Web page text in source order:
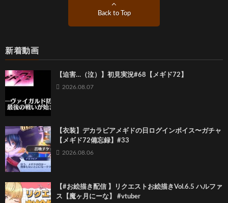
Back to Top
新着動画
【迫害…（泣）】初見実況#68【メギド72】
2026.08.07
【衣装】デカラビアメギドの日ログインボイス〜ガチャ
【メギド72備忘録】#33
2026.08.06
【#お絵描き配信 】リクエストお絵描きVol.6.5 ハルファ
ス【魔ヶ月にーな】 #vtuber